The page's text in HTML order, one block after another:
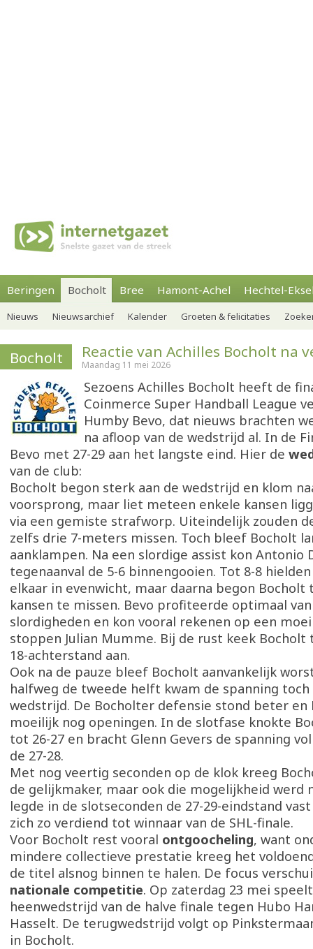
Beringen Bocholt Bree Hamont-Achel Hechtel-
Nieuws Nieuwsarchief Kalender Groeten & felicitaties
Bocholt Reactie van Achilles Bocholt na
Maandag 11 mei 2026
Sezoens Achilles Bocholt heeft de
Coinmerce Super Handball League
Humby Bevo, dat nieuws brachten
na afloop van de wedstrijd al. In de
Bevo met 27-29 aan het langste eind. Hier de
van de club:
Bocholt begon sterk aan de wedstrijd en klom
voorsprong, maar liet meteen enkele kansen
via een gemiste strafworp. Uiteindelijk zouden
zelfs drie 7-meters missen. Toch bleef Bocholt
aanklampen. Na een slordige assist kon Antonio
tegenaanval de 5-6 binnengooien. Tot 8-8
elkaar in evenwicht, maar daarna begon Bocholt
kansen te missen. Bevo profiteerde optimaal
slordigheden en kon vooral rekenen op een
stoppen Julian Mumme. Bij de rust keek Bocholt
18-achterstand aan.
Ook na de pauze bleef Bocholt aanvankelijk
halfweg de tweede helft kwam de spanning
wedstrijd. De Bocholter defensie stond beter en
moeilijk nog openingen. In de slotfase knokte
tot 26-27 en bracht Glenn Gevers de spanning
de 27-28.
Met nog veertig seconden op de klok kreeg
de gelijkmaker, maar ook die mogelijkheid werd
legde in de slotseconden de 27-29-eindstand
zich zo verdiend tot winnaar van de SHL-finale.
Voor Bocholt rest vooral ontgoocheling, want
mindere collectieve prestatie kreeg het
de titel alsnog binnen te halen. De focus
nationale competitie. Op zaterdag 23 mei
heenwedstrijd van de halve finale tegen Hubo
Hasselt. De terugwedstrijd volgt op
in Bocholt.